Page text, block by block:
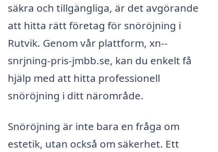
säkra och tillgängliga, är det avgörande
att hitta rätt företag för snöröjning i
Rutvik. Genom vår plattform, xn--
snrjning-pris-jmbb.se, kan du enkelt få
hjälp med att hitta professionell
snöröjning i ditt närområde.
Snöröjning är inte bara en fråga om
estetik, utan också om säkerhet. Ett